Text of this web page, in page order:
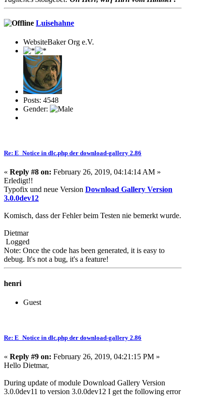
Luisehahne
WebsiteBaker Org e.V.
Posts: 4548
Gender:
Re: E_Notice in dlc.php der download-gallery 2.86
« Reply #8 on: February 26, 2019, 04:14:14 AM »
Erledigt!!
Typofix und neue Version Download Gallery Version
3.0.0dev12
Komisch, dass der Fehler beim Testen nie bemerkt wurde.
Dietmar
Logged
Note: Once the code has been generated, it is easy to
debug. It's not a bug, it's a feature!
henri
Guest
Re: E_Notice in dlc.php der download-gallery 2.86
« Reply #9 on: February 26, 2019, 04:21:15 PM »
Hello Dietmar,
During update of module Download Gallery Version
3.0.0dev11 to version 3.0.0dev12 I get the following error